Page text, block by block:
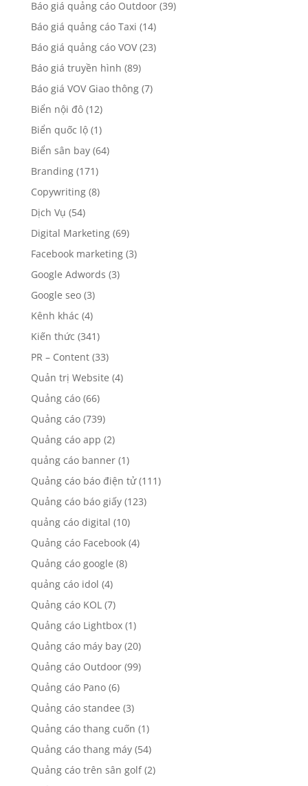
Báo giá quảng cáo Outdoor(39)
Báo giá quảng cáo Taxi (14)
Báo giá quảng cáo VOV(23)
Báo giá truyền hình (89)
Báo giá VOV Giao thông(7)
Biển nội đô(12)
Biển quốc lộ(1)
Biển sân bay(64)
Branding(171)
Copywriting(8)
Dịch Vụ (54)
Digital Marketing(69)
Facebook marketing(3)
Google Adwords (3)
Google seo(3)
Kênh khác (4)
Kiến thức (341)
PR – Content(33)
Quản trị Website (4)
Quảng cáo(66)
Quảng cáo(739)
Quảng cáo app (2)
quảng cáo banner(1)
Quảng cáo báo điện tử(111)
Quảng cáo báo giấy(123)
quảng cáo digital (10)
Quảng cáo Facebook(4)
Quảng cáo google (8)
quảng cáo idol (4)
Quảng cáo KOL(7)
Quảng cáo Lightbox(1)
Quảng cáo máy bay(20)
Quảng cáo Outdoor(99)
Quảng cáo Pano(6)
Quảng cáo standee (3)
Quảng cáo thang cuốn (1)
Quảng cáo thang máy(54)
Quảng cáo trên sân golf(2)